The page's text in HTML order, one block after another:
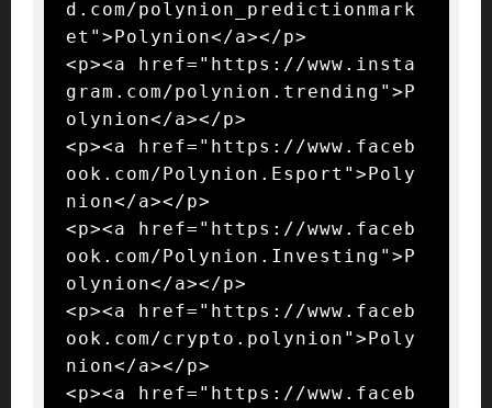
d.com/polynion_predictionmark
et">Polynion</a></p>
<p><a href="https://www.insta
gram.com/polynion.trending">P
olynion</a></p>
<p><a href="https://www.faceb
ook.com/Polynion.Esport">Poly
nion</a></p>
<p><a href="https://www.faceb
ook.com/Polynion.Investing">P
olynion</a></p>
<p><a href="https://www.faceb
ook.com/crypto.polynion">Poly
nion</a></p>
<p><a href="https://www.faceb